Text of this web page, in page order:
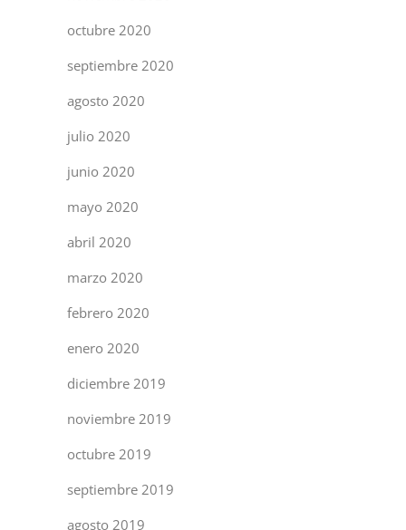
octubre 2020
septiembre 2020
agosto 2020
julio 2020
junio 2020
mayo 2020
abril 2020
marzo 2020
febrero 2020
enero 2020
diciembre 2019
noviembre 2019
octubre 2019
septiembre 2019
agosto 2019